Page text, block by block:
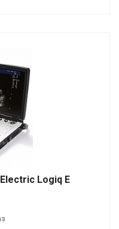
Logiq E